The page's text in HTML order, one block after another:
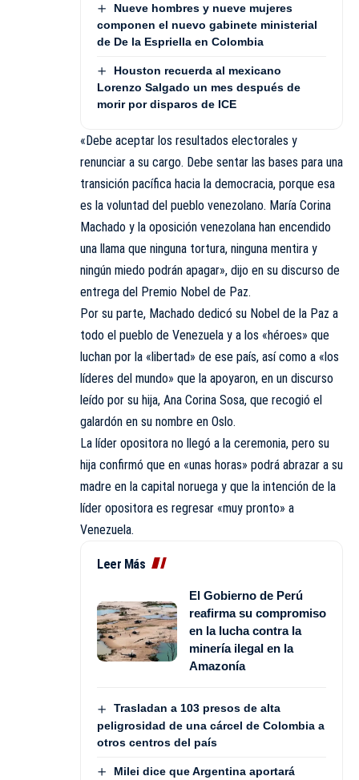
Nueve hombres y nueve mujeres
componen el nuevo gabinete ministerial
de De la Espriella en Colombia
Houston recuerda al mexicano
Lorenzo Salgado un mes después de
morir por disparos de ICE
«Debe aceptar los resultados electorales y
renunciar a su cargo. Debe sentar las bases para una
transición pacífica hacia la democracia, porque esa
es la voluntad del pueblo venezolano. María Corina
Machado y la oposición venezolana han encendido
una llama que ninguna tortura, ninguna mentira y
ningún miedo podrán apagar», dijo en su discurso de
entrega del Premio Nobel de Paz.
Por su parte, Machado dedicó su Nobel de la Paz a
todo el pueblo de Venezuela y a los «héroes» que
luchan por la «libertad» de ese país, así como a «los
líderes del mundo» que la apoyaron, en un discurso
leído por su hija, Ana Corina Sosa, que recogió el
galardón en su nombre en Oslo.
La líder opositora no llegó a la ceremonia, pero su
hija confirmó que en «unas horas» podrá abrazar a su
madre en la capital noruega y que la intención de la
líder opositora es regresar «muy pronto» a
Venezuela.
Leer Más
El Gobierno de Perú
reafirma su compromiso
en la lucha contra la
minería ilegal en la
Amazonía
Trasladan a 103 presos de alta
peligrosidad de una cárcel de Colombia a
otros centros del país
Milei dice que Argentina aportará